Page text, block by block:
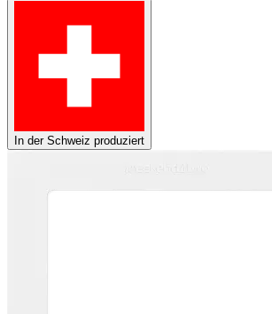
In der Schweiz produziert